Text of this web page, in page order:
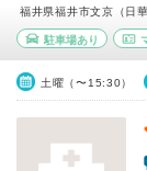
福井県福井市文京（日
駐車場あり
土曜（〜15:30）